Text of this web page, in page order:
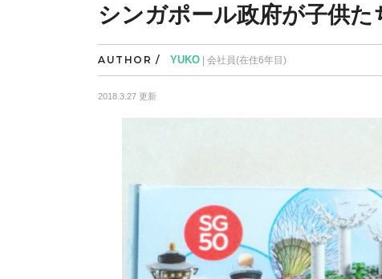
シンガポール政府が子供
AUTHOR / YUKO | 会社員(在住6年目)
2018.3.27 更新